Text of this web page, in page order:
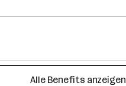
Alle Benefits anzeigen